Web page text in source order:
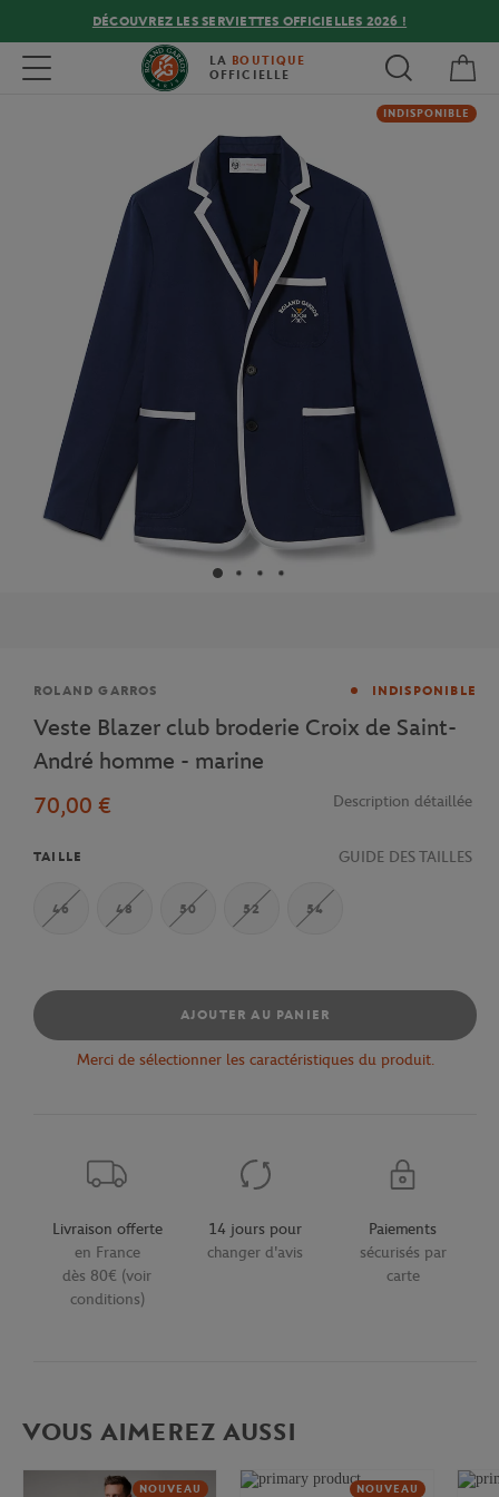
DÉCOUVREZ LES SERVIETTES OFFICIELLES 2026 !
Toggle navigation LA BOUTIQUE
OFFICIELLE
INDISPONIBLE
Marque
ROLAND GARROS INDISPONIBLE
Veste Blazer club broderie Croix de Saint-
André homme - marine
70,00 €
Description détaillée
TAILLE GUIDE DES TAILLES
46 48 50 52 54
AJOUTER AU PANIER
Merci de sélectionner les caractéristiques du produit.
Livraison offerte
en France
dès 80€ (voir
conditions)
14 jours pour
changer d'avis
Paiements
sécurisés par
carte
VOUS AIMEREZ AUSSI
NOUVEAU NOUVEAU